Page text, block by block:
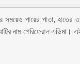
পায়ের পাতা, হাতের
নাম পেরিফেরাল